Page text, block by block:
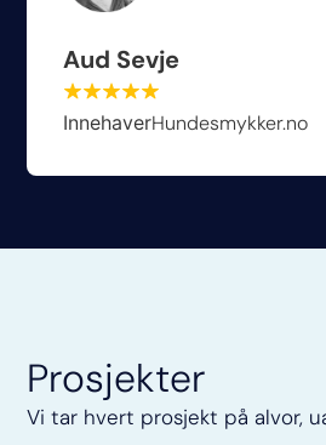
Aud Sevje
InnehaverHundesmykker.no
Prosjekter
Vi tar hvert prosjekt på alvor,